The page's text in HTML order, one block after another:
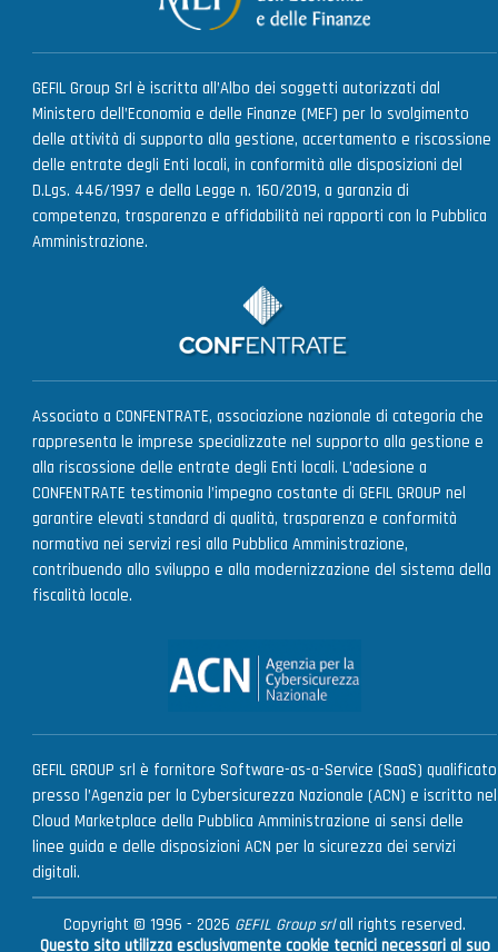
GEFIL Group Srl è iscritta all’Albo dei soggetti autorizzati dal
Ministero dell’Economia e delle Finanze (MEF) per lo svolgimento
delle attività di supporto alla gestione, accertamento e riscossione
delle entrate degli Enti locali, in conformità alle disposizioni del
D.Lgs. 446/1997 e della Legge n. 160/2019, a garanzia di
competenza, trasparenza e affidabilità nei rapporti con la Pubblica
Amministrazione.
Associato a CONFENTRATE, associazione nazionale di categoria che
rappresenta le imprese specializzate nel supporto alla gestione e
alla riscossione delle entrate degli Enti locali. L’adesione a
CONFENTRATE testimonia l’impegno costante di GEFIL GROUP nel
garantire elevati standard di qualità, trasparenza e conformità
normativa nei servizi resi alla Pubblica Amministrazione,
contribuendo allo sviluppo e alla modernizzazione del sistema della
fiscalità locale.
GEFIL GROUP srl è fornitore Software-as-a-Service (SaaS) qualificato
presso l’Agenzia per la Cybersicurezza Nazionale (ACN) e iscritto nel
Cloud Marketplace della Pubblica Amministrazione ai sensi delle
linee guida e delle disposizioni ACN per la sicurezza dei servizi
digitali.
Copyright © 1996 - 2026 GEFIL Group srlall rights reserved.
Questo sito utilizza esclusivamente cookie tecnici necessari al suo